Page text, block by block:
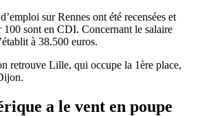
sur Rennes ont été recensées et
100 sont en CDI. Concernant le salaire
à 38.500 euros.
retrouve Lille, qui occupe la 1ère place,
a le vent en poupe